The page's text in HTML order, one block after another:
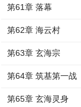
第61章 落幕
第62章 海云村
第63章 玄海宗
第64章 筑基第一战
第65章 玄海灵身